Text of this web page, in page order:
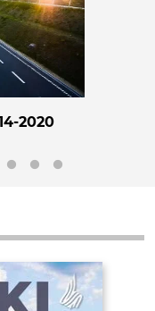
2020